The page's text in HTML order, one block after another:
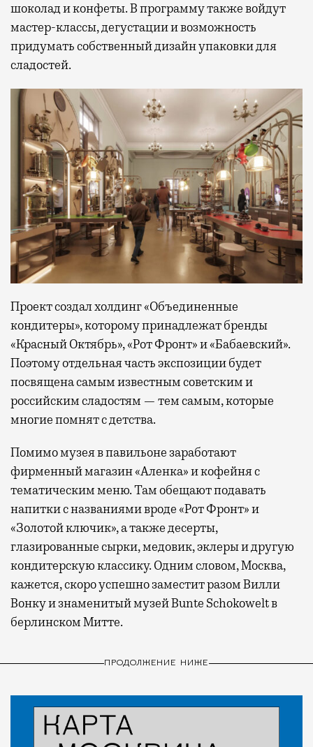
шоколад и конфеты. В программу также войдут
мастер-классы, дегустации и возможность
придумать собственный дизайн упаковки для
сладостей.
Проект создал холдинг «Объединенные
кондитеры», которому принадлежат бренды
«Красный Октябрь», «Рот Фронт» и «Бабаевский».
Поэтому отдельная часть экспозиции будет
посвящена самым известным советским и
российским сладостям — тем самым, которые
многие помнят с детства.
Помимо музея в павильоне заработают
фирменный магазин «Аленка» и кофейня с
тематическим меню. Там обещают подавать
напитки с названиями вроде «Рот Фронт» и
«Золотой ключик», а также десерты,
глазированные сырки, медовик, эклеры и другую
кондитерскую классику. Одним словом, Москва,
кажется, скоро успешно заместит разом Вилли
Вонку и знаменитый музей Bunte Schokowelt в
берлинском Митте.
ПРОДОЛЖЕНИЕ НИЖЕ